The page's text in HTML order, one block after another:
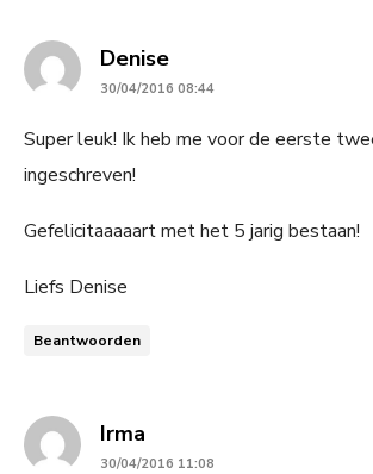
Denisesays:
30/04/2016 08:44
Super leuk! Ik heb me voor de eerste
ingeschreven!
Gefelicitaaaaart met het 5 jarig bestaan!
Liefs Denise
Beantwoorden
Irma
30/04/2016 11:08